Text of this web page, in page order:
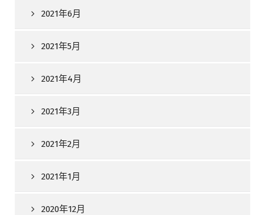
2021年6月
2021年5月
2021年4月
2021年3月
2021年2月
2021年1月
2020年12月